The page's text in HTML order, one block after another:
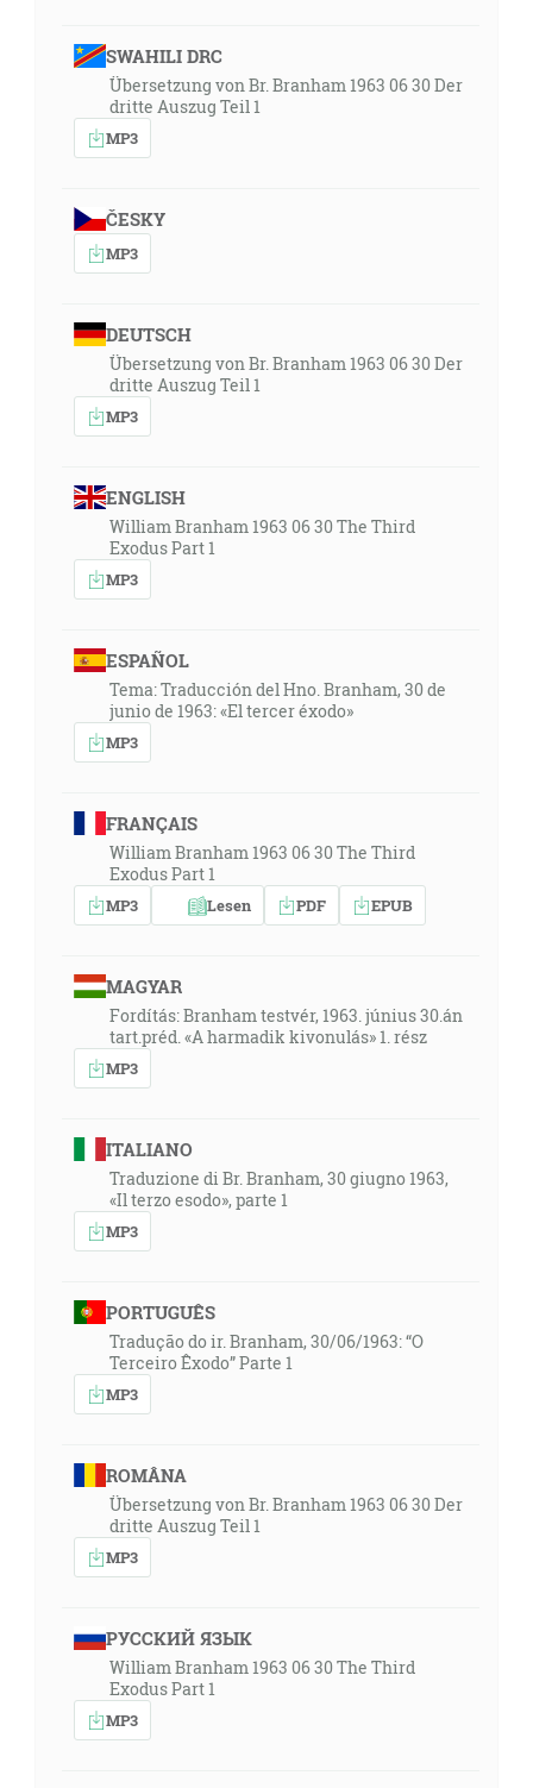
SWAHILI DRC
Übersetzung von Br. Branham 1963 06 30 Der
dritte Auszug Teil 1
MP3
ČESKY
MP3
DEUTSCH
Übersetzung von Br. Branham 1963 06 30 Der
dritte Auszug Teil 1
MP3
ENGLISH
William Branham 1963 06 30 The Third
Exodus Part 1
MP3
ESPAÑOL
Tema: Traducción del Hno. Branham, 30 de
junio de 1963: «El tercer éxodo»
MP3
FRANÇAIS
William Branham 1963 06 30 The Third
Exodus Part 1
MP3 Lesen PDF EPUB
MAGYAR
Fordítás: Branham testvér, 1963. június 30.án
tart.préd. «A harmadik kivonulás» 1. rész
MP3
ITALIANO
Traduzione di Br. Branham, 30 giugno 1963,
«Il terzo esodo», parte 1
MP3
PORTUGUÊS
Tradução do ir. Branham, 30/06/1963: “O
Terceiro Êxodo” Parte 1
MP3
ROMÂNA
Übersetzung von Br. Branham 1963 06 30 Der
dritte Auszug Teil 1
MP3
РУССКИЙ ЯЗЫК
William Branham 1963 06 30 The Third
Exodus Part 1
MP3